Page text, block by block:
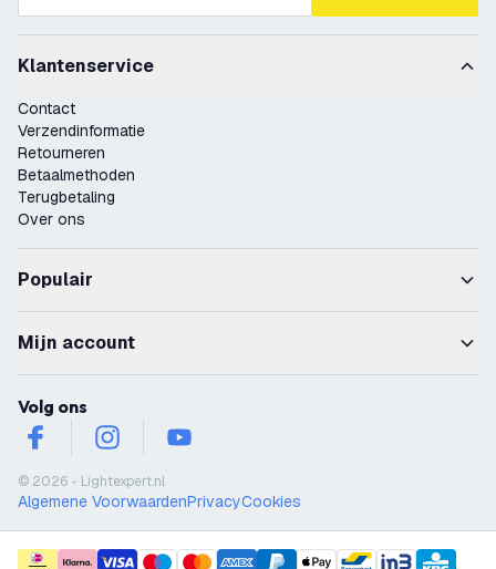
Klantenservice
Contact
Verzendinformatie
Retourneren
Betaalmethoden
Terugbetaling
Over ons
Populair
Mijn account
Volg ons
facebookinstagramyoutube
© 2026 - Lightexpert.nl
Algemene VoorwaardenPrivacyCookies